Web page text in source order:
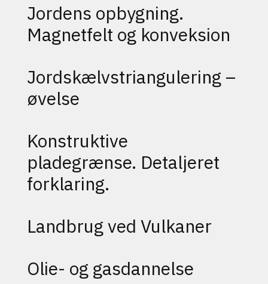
Jordens opbygning.
Magnetfelt og konveksion
Jordskælvstriangulering –
øvelse
Konstruktive
pladegrænse. Detaljeret
forklaring.
Landbrug ved Vulkaner
Olie- og gasdannelse